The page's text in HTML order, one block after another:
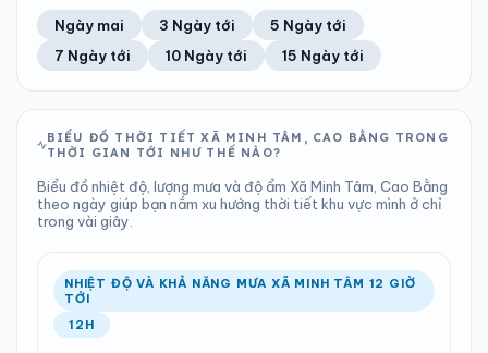
21°C 95%
Khả năng mưa
4.5 mm
Tổng cả ngày
1000 hPa
Bình thường
13
Chỉ số UV
Tốt
Ước lượng
20°C
Ổn định
100%
Khả năng mưa
Trung bình ngày Tốc độ gió
TIA UV TẦM NHÌN
LƯỢNG MƯA
0 mm
Tổng cả ngày
ÁP SUẤT
999 hPa
Bình thường
Ổn định Khả năng mưa
Ngày mai 3 Ngày tới
5 Ngày tới
7 Ngày tới
10 Ngày tới 15 Ngày tới
BIỂU ĐỒ THỜI TIẾT XÃ MINH TÂM, CAO BẰNG TRONG
THỜI GIAN TỚI NHƯ THẾ NÀO?
Biểu đồ nhiệt độ, lượng mưa và độ ẩm Xã Minh Tâm, Cao Bằng
theo ngày giúp bạn nắm xu hướng thời tiết khu vực mình ở chỉ
trong vài giây.
NHIỆT ĐỘ VÀ KHẢ NĂNG MƯA XÃ MINH TÂM 12 GIỜ
TỚI
12H